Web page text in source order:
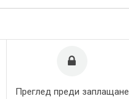
Преглед преди заплащане